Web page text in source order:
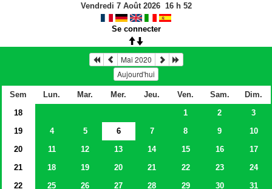
Vendredi 7 Août 2026 16h 52
Se connecter
Mai 2020
Aujourd'hui
Sem Lun. Mar. Mer. Jeu. Ven. Sam.
Dim.
18
1 2
3
19
4 5 6 7 8 9
10
20
11 12 13 14 15 16
17
21
18 19 20 21 22 23
24
22
25 26 27 28 29 30 31